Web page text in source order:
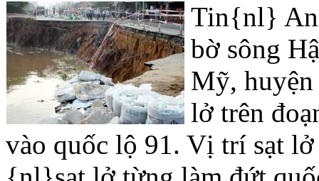
Tin{nl} An
bờ sông
Mỹ, huyện
lở trên
vào quốc lộ 91. Vị trí sạt